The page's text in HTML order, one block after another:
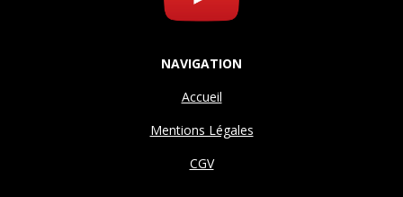
NAVIGATION
Accueil
Mentions Légales
CGV